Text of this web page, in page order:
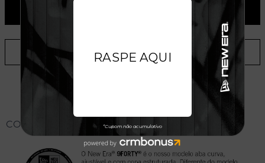
ADICIONAR A LISTA DE DESEJOS
CONHEÇA O MODELO DO BONÉ